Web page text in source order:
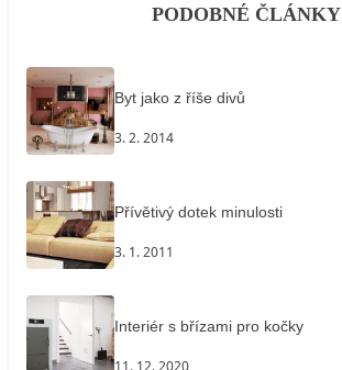
PODOBNÉ ČLÁNKY
Byt jako z říše divů
3. 2. 2014
Přívětivý dotek minulosti
3. 1. 2011
Interiér s břízami pro kočky
11. 12. 2020